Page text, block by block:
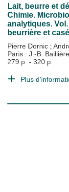
Lait, beurre et
Chimie.
analytiques.
beurrière et
Pierre Dornic ;
Paris : J.-B.
279 p. - 320 p.
Plus